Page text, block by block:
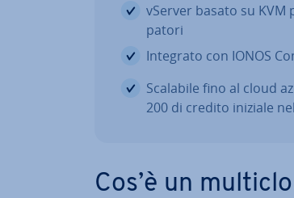
vServer basato su
pa­to­ri
Integrato con IONOS
Scalabile fino al cloud
200 di credito iniziale
Cos’è un